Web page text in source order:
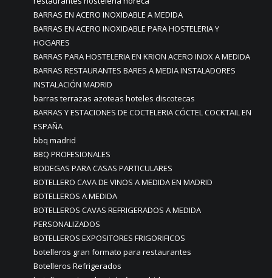
BARRAS EN ACERO INOXIDABLE A MEDIDA
BARRAS EN ACERO INOXIDABLE PARA HOSTELERIA Y
HOGARES
BARRAS PARA HOSTELERIA EN KRION ACERO INOX A MEDIDA
BARRAS RESTAURANTES BARES A MEDIA INSTALADORES
INSTALACIÓN MADRID
barras terrazas azoteas hoteles discotecas
BARRAS Y ESTACIONES DE COCTELERIA CÓCTEL COCKTAIL EN
ESPAÑA
bbq madrid
BBQ PROFESIONALES
BODEGAS PARA CASAS PARTICULARES
BOTELLERO CAVA DE VINOS A MEDIDA EN MADRID
BOTELLEROS A MEDIDA
BOTELLEROS CAVAS REFRIGERADOS A MEDIDA
PERSONALIZADOS
BOTELLEROS EXPOSITORES FRIGORIFICOS
botelleros gran formato para restaurantes
Botelleros Refrigerados